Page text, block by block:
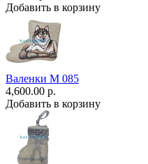
Добавить в корзину
Валенки М 085
4,600.00 р.
Добавить в корзину